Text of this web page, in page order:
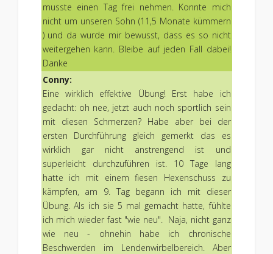
musste einen Tag frei nehmen. Konnte mich
nicht um unseren Sohn (11,5 Monate kümmern
) und da wurde mir bewusst, dass es so nicht
weitergehen kann. Bleibe auf jeden Fall dabei!
Danke
Conny:
Eine wirklich effektive Übung! Erst habe ich
gedacht: oh nee, jetzt auch noch sportlich sein
mit diesen Schmerzen? Habe aber bei der
ersten Durchführung gleich gemerkt das es
wirklich gar nicht anstrengend ist und
superleicht durchzuführen ist. 10 Tage lang
hatte ich mit einem fiesen Hexenschuss zu
kämpfen, am 9. Tag begann ich mit dieser
Übung. Als ich sie 5 mal gemacht hatte, fühlte
ich mich wieder fast "wie neu". Naja, nicht ganz
wie neu - ohnehin habe ich chronische
Beschwerden im Lendenwirbelbereich. Aber